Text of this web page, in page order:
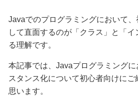
Javaでのプログラミングにおいて、
して直面するのが「クラス」と「
る理解です。
本記事では、Javaプログラミング
スタンス化について初心者向けにご
思います。